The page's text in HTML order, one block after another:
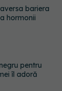
pentru
îl adoră
peste 60 de
un loc